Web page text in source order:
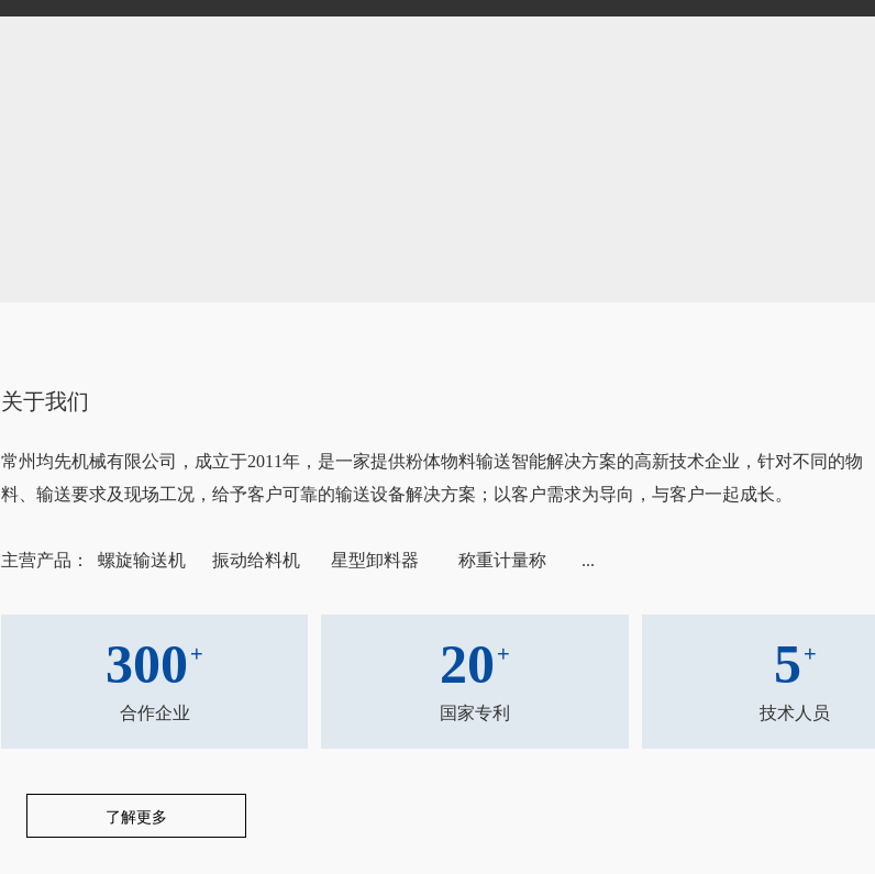
常州均先机械有限公司，成立于2011年，是一家提供粉体物料输送智能解决方案的高新技术企业，针对不同的物
料、输送要求及现场工况，给予客户可靠的输送设备解决方案；以客户需求为导向，与客户一起成长。
主营产品： 螺旋输送机 振动给料机 星型卸料器 称重计量称 ...
300 +
合作企业
20 +
国家专利
5+
技术人员
了解更多
关于我们